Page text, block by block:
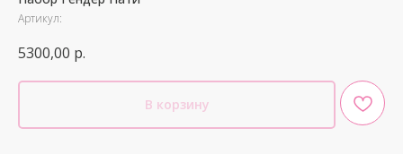
Артикул:
5300,00 р.
В корзину